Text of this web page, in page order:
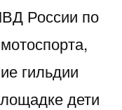
России по
гильдии
дети